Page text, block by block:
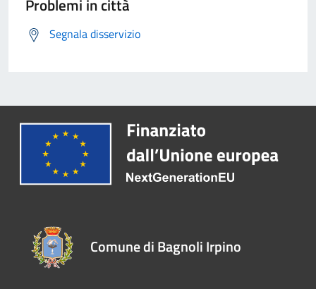
Problemi in città
Segnala disservizio
Comune di Bagnoli Irpino